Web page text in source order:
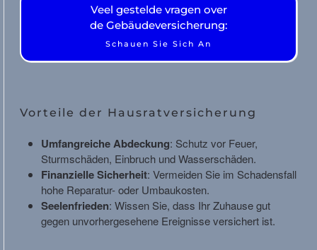
Veel gestelde vragen over
de Gebäudeversicherung:
Schauen Sie Sich An
Vorteile der Hausratversicherung
Umfangreiche Abdeckung: Schutz vor Feuer,
Sturmschäden, Einbruch und Wasserschäden.
Finanzielle Sicherheit: Vermeiden Sie im Schadensfall
hohe Reparatur- oder Umbaukosten.
Seelenfrieden: Wissen Sie, dass Ihr Zuhause gut
gegen unvorhergesehene Ereignisse versichert ist.